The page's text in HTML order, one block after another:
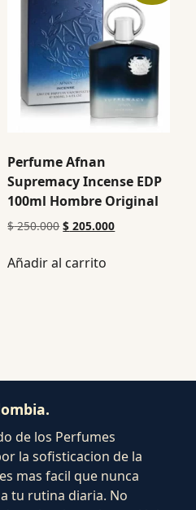
Perfume Afnan
Supremacy Incense EDP
100ml Hombre Original
$250.000 $ 205.000
Añadir al carrito
de los Perfumes
la sofisticacion de la
mas facil que nunca
tu rutina diaria. No